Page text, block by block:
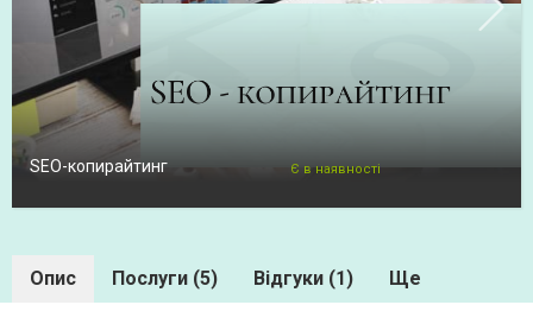
SEO-копирайтинг Є в наявності
Опис Послуги (5) Відгуки (1) Ще